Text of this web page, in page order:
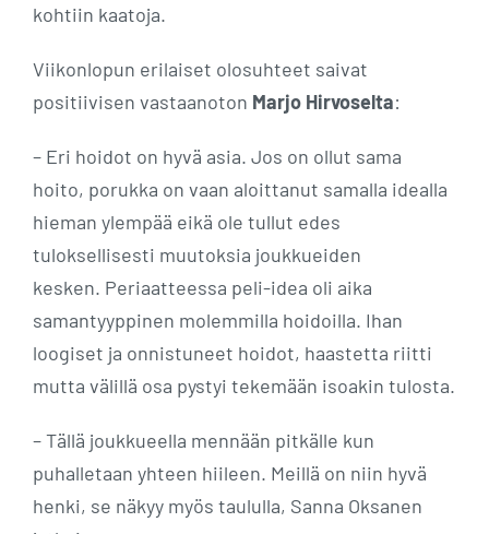
kohtiin kaatoja.
Viikonlopun erilaiset olosuhteet saivat
positiivisen vastaanoton Marjo Hirvoselta:
– Eri hoidot on hyvä asia. Jos on ollut sama
hoito, porukka on vaan aloittanut samalla idealla
hieman ylempää eikä ole tullut edes
tuloksellisesti muutoksia joukkueiden
kesken. Periaatteessa peli-idea oli aika
samantyyppinen molemmilla hoidoilla. Ihan
loogiset ja onnistuneet hoidot, haastetta riitti
mutta välillä osa pystyi tekemään isoakin tulosta.
– Tällä joukkueella mennään pitkälle kun
puhalletaan yhteen hiileen. Meillä on niin hyvä
henki, se näkyy myös taululla, Sanna Oksanen